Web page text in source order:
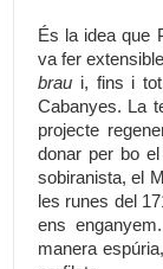
És la idea que
va fer
brau i, fins i
Cabanyes. La
projecte
donar per bo
sobiranista, el
les runes del
ens
manera